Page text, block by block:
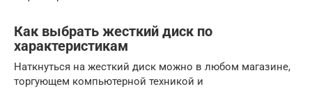
Как выбрать жесткий диск по
характеристикам
Наткнуться на жесткий диск можно в любом магазине,
торгующем компьютерной техникой и